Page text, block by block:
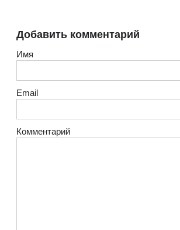
Добавить комментарий
Имя
Email
Комментарий